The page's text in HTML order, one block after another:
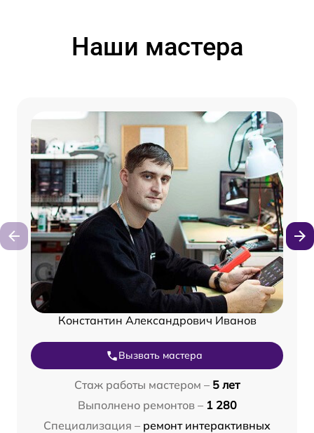
Наши мастера
Константин Александрович Иванов
Вызвать мастера
Стаж работы мастером – 5 лет
Выполнено ремонтов – 1 280
Специализация – ремонт интерактивных